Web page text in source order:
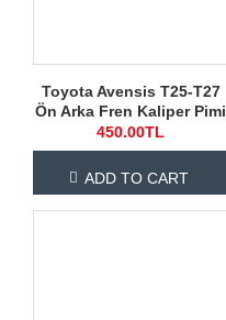
Toyota Avensis T25-T27
Ön Arka Fren Kaliper Pimi
450.00TL
ADD TO CART